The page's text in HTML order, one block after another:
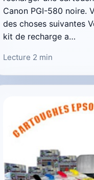
Canon PGI-580 noire.
des choses suivantes
kit de recharge a…
Lecture 2 min